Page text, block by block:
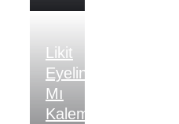
Likit
Eyeliner
Mı
Kalem